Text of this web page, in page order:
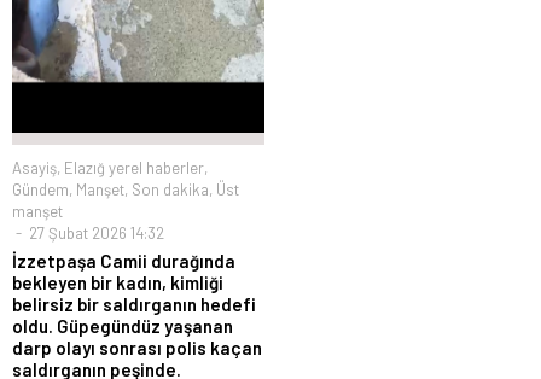
Asayiş, Elazığ yerel haberler,
Gündem, Manşet, Son dakika, Üst
manşet
27 Şubat 2026 14:32
İzzetpaşa Camii durağında
bekleyen bir kadın, kimliği
belirsiz bir saldırganın hedefi
oldu. Güpegündüz yaşanan
darp olayı sonrası polis kaçan
saldırganın peşinde.